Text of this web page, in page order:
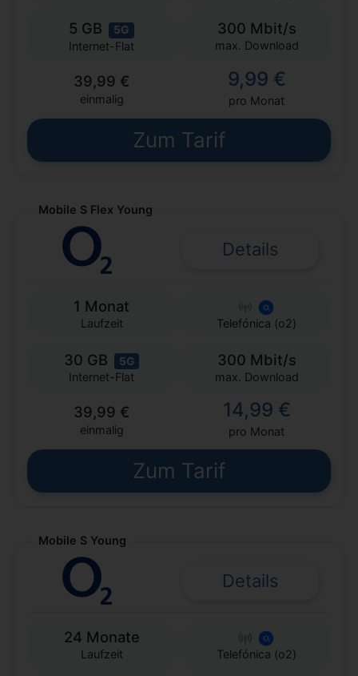
5 GB 5G
Internet-Flat
300 Mbit/s
max. Download
39,99 €
einmalig
9,99 €
pro Monat
Zum Tarif
Mobile S Flex Young
Details
1 Monat
Laufzeit Telefónica (o2)
30 GB 5G
Internet-Flat
300 Mbit/s
max. Download
39,99 €
einmalig
14,99 €
pro Monat
Zum Tarif
Mobile S Young
Details
24 Monate
Laufzeit Telefónica (o2)